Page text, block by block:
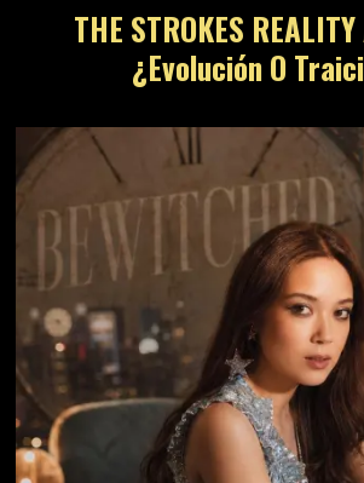
THE STROKES
¿Evolución O